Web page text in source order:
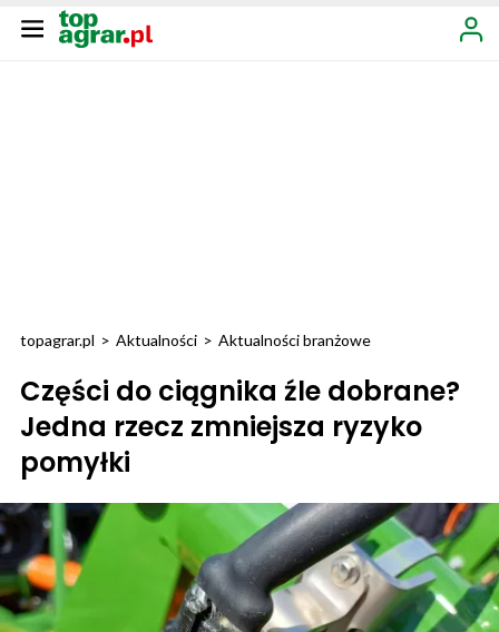
topagrar.pl > Aktualności > Aktualności branżowe
Części do ciągnika źle dobrane?
Jedna rzecz zmniejsza ryzyko
pomyłki